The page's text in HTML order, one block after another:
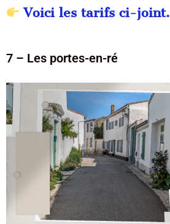
Voici les tarifs ci-joint.
7 – Les portes-en-ré